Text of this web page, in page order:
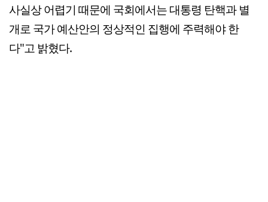
사실상 어렵기 때문에 국회에서는 대통령 탄핵과 별
개로 국가 예산안의 정상적인 집행에 주력해야 한
다"고 밝혔다.